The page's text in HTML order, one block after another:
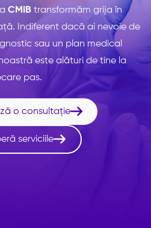
CMIBtransformăm grija în
Indiferent dacă ai nevoie de
sau un plan medical
este alături de tine la
pas.
o consultație
serviciile